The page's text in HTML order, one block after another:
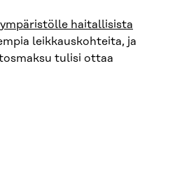
ympäristölle haitallisista
leikkauskohteita, ja
tulisi ottaa